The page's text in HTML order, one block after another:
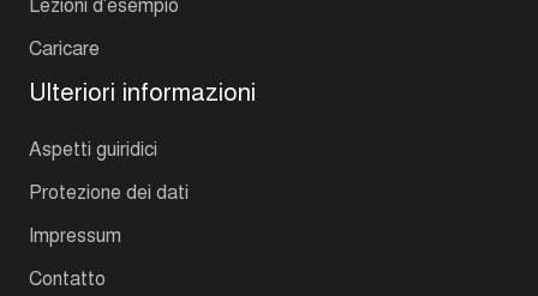
Caricare
Ulteriori informazioni
Aspetti guiridici
Protezione dei dati
Impressum
Contatto